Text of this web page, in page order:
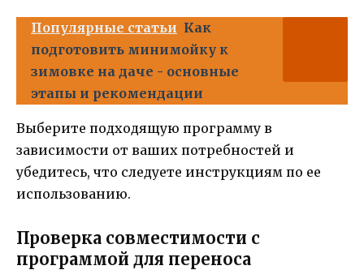
Популярные статьи Как
подготовить минимойку к
зимовке на даче - основные
этапы и рекомендации
Выберите подходящую программу в
зависимости от ваших потребностей и
убедитесь, что следуете инструкциям по ее
использованию.
Проверка совместимости с
программой для переноса